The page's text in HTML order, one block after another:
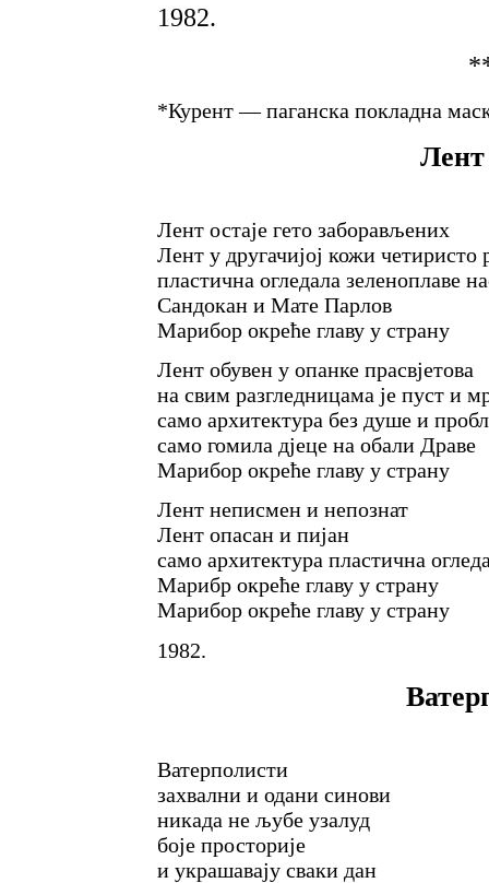
1982.
*Курент — паганска покладна
Лент
Лент остаје гето заборављених
Лент у другачијој кожи четиристо
пластична огледала зеленоплаве
Сандокан и Мате Парлов
Марибор окреће главу у страну
Лент обувен у опанке прасвјетова
на свим разгледницама је пуст и
само архитектура без душе и
само гомила дјеце на обали Драве
Марибор окреће главу у страну
Лент неписмен и непознат
Лент опасан и пијан
само архитектура пластична
Марибр окреће главу у страну
Марибор окреће главу у страну
1982.
Ватерполисти
захвални и одани синови
никада не љубе узалуд
боје просторије
и украшавају сваки дан